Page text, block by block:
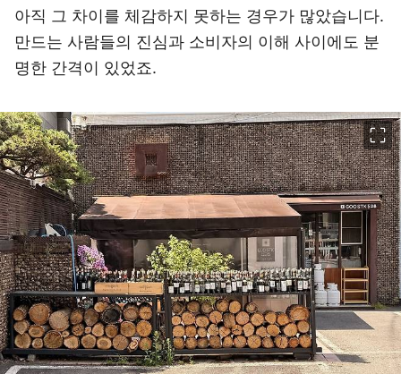
아직 그 차이를 체감하지 못하는 경우가 많았습니다.
만드는 사람들의 진심과 소비자의 이해 사이에도 분
명한 간격이 있었죠.